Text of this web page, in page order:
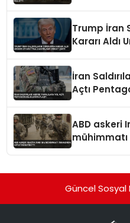
Trump İran
Kararı Aldı
İran
Açtı
ABD askeri
mühimmatı
Güncel